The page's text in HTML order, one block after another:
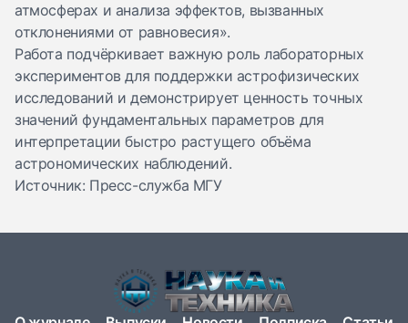
атмосферах и анализа эффектов, вызванных
отклонениями от равновесия».
Работа подчёркивает важную роль лабораторных
экспериментов для поддержки астрофизических
исследований и демонстрирует ценность точных
значений фундаментальных параметров для
интерпретации быстро растущего объёма
астрономических наблюдений.
Источник: Пресс-служба МГУ